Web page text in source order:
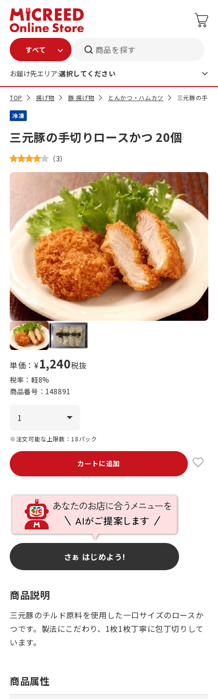
商品を探す
お届け先エリア:選択してください
TOP 揚げ物 豚 揚げ物 とんかつ・ハムカツ 三元豚の手切
冷凍
三元豚の手切りロースかつ 20個
（3）
単価：¥1,240税抜
税率：軽8%
商品番号： 148891
※注文可能な上限数：18パック
カートに追加
さぁ はじめよう!
商品説明
三元豚のチルド原料を使用した一口サイズのロースか
つです。製法にこだわり、1枚1枚丁寧に包丁切りして
います。
商品属性